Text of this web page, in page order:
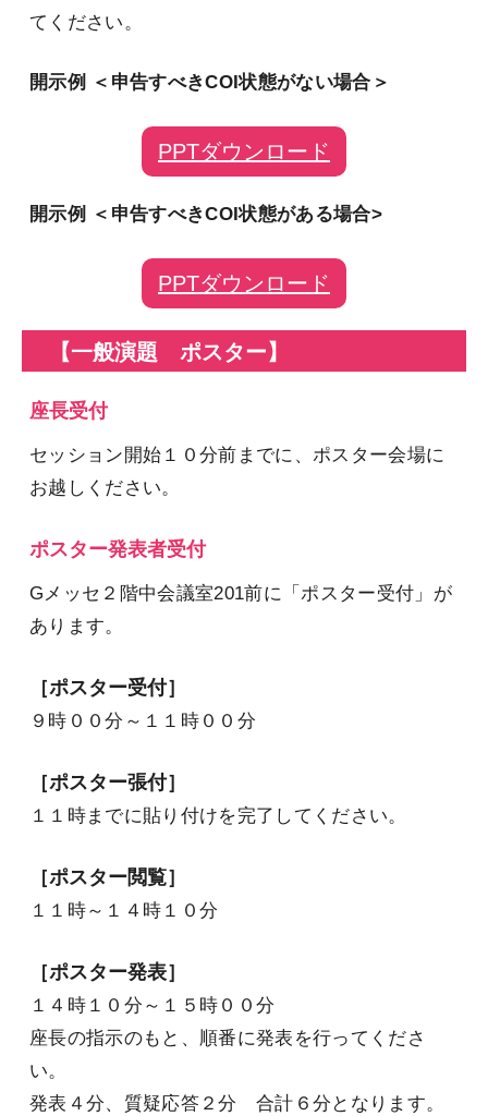
てください。
開示例 ＜申告すべきCOI状態がない場合＞
PPTダウンロード
開示例 ＜申告すべきCOI状態がある場合>
PPTダウンロード
【一般演題 ポスター】
座長受付
セッション開始１０分前までに、ポスター会場に
お越しください。
ポスター発表者受付
Gメッセ２階中会議室201前に「ポスター受付」が
あります。
［ポスター受付］
９時００分～１１時００分
［ポスター張付］
１１時までに貼り付けを完了してください。
［ポスター閲覧］
１１時～１４時１０分
［ポスター発表］
１４時１０分～１５時００分
座長の指示のもと、順番に発表を行ってくださ
い。
発表４分、質疑応答２分 合計６分となります。